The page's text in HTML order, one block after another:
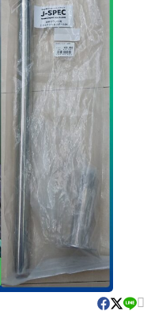
